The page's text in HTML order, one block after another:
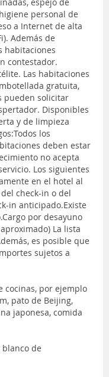
personal de
a Internet de alta
Además de
habitaciones
contestador.
Las habitaciones
gratuita,
pueden solicitar
Disponibles
y de limpieza
los
deben estar
no acepta
Los siguientes
en el hotel al
check-in o del
in anticipado.Existe
por desayuno
La lista
es posible que
sujetos a
cocinas, por ejemplo
pato de Beijing,
japonesa, comida
de